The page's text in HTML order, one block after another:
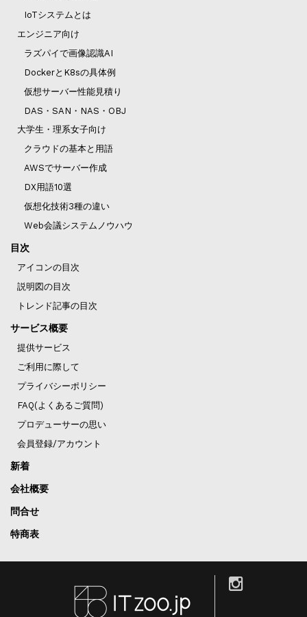
IoTシステムとは
エンジニア向け
ラズパイで画像認識AI
DockerとK8sの具体例
仮想サーバー性能見積り
DAS・SAN・NAS・OBJ
大学生・理系女子向け
クラウドの基本と用語
AWSでサーバー作成
DX用語10選
仮想化技術3種の違い
Web会議システムノウハウ
目次
アイコンの目次
説明図の目次
トレンド記事の目次
サービス概要
提供サービス
ご利用に際して
プライバシーポリシー
FAQ(よくあるご質問)
プロデューサーの思い
会員登録/アカウント
新着
会社概要
問合せ
特商表